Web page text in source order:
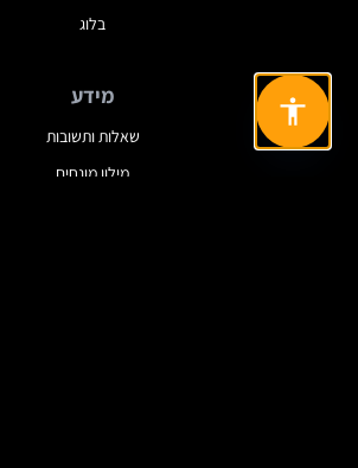
בלוג
מידע
שאלות ותשובות
מילון מונחים